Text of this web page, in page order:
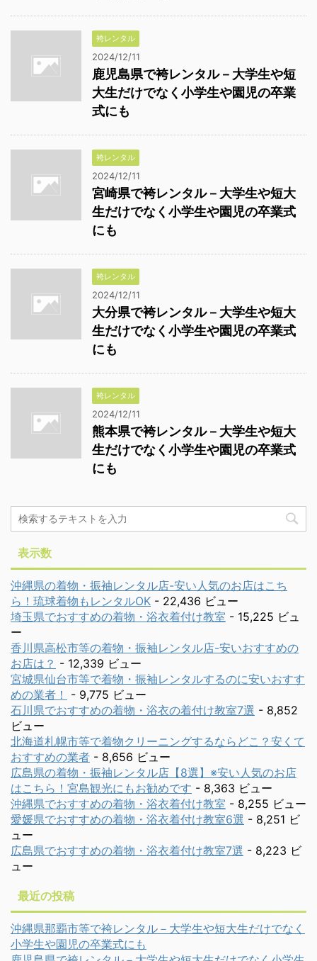
袴レンタル
2024/12/11
鹿児島県で袴レンタル－大学生や短
大生だけでなく小学生や園児の卒業
式にも
袴レンタル
2024/12/11
宮崎県で袴レンタル－大学生や短大
生だけでなく小学生や園児の卒業式
にも
袴レンタル
2024/12/11
大分県で袴レンタル－大学生や短大
生だけでなく小学生や園児の卒業式
にも
袴レンタル
2024/12/11
熊本県で袴レンタル－大学生や短大
生だけでなく小学生や園児の卒業式
にも
表示数
沖縄県の着物・振袖レンタル店-安い人気のお店はこち
ら！琉球着物もレンタルOK - 22,436 ビュー
埼玉県でおすすめの着物・浴衣着付け教室 - 15,225 ビュ
ー
香川県高松市等の着物・振袖レンタル店-安いおすすめの
お店は？ - 12,339 ビュー
宮城県仙台市等で着物・振袖レンタルするのに安いおすす
めの業者！
- 9,775 ビュー
石川県でおすすめの着物・浴衣の着付け教室7選 - 8,852
ビュー
北海道札幌市等で着物クリーニングするならどこ？安くて
おすすめの業者 - 8,656 ビュー
広島県の着物・振袖レンタル店【8選】※安い人気のお店
はこちら！宮島観光にもお勧めです - 8,363 ビュー
沖縄県でおすすめの着物・浴衣着付け教室 - 8,255 ビュー
愛媛県でおすすめの着物・浴衣着付け教室6選 - 8,251 ビ
ュー
広島県でおすすめの着物・浴衣着付け教室7選 - 8,223 ビ
ュー
最近の投稿
沖縄県那覇市等で袴レンタル－大学生や短大生だけでなく
小学生や園児の卒業式にも